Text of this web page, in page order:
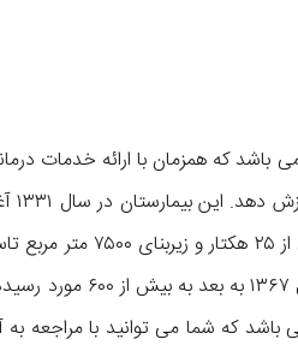
باشد که همزمان با ارائه خدمات
برای مراجعان می ‌باشد. تعداد
که شما می ‌توانید با مراجعه به